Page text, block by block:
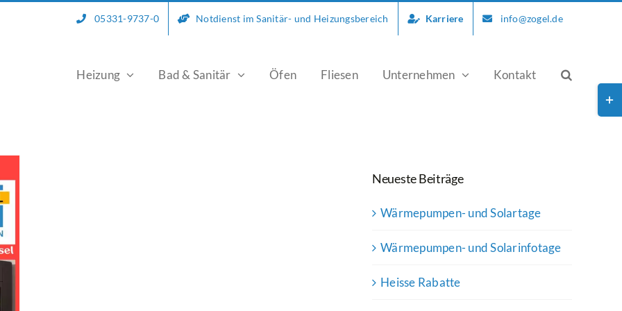
05331-9737-0 Notdienst im Sanitär- und Heizungsbereich Karriere info@zogel.de
Heizung Bad & Sanitär Öfen Fliesen Unternehmen Kontakt
Neueste Beiträge
Wärmepumpen- und Solartage
Wärmepumpen- und Solarinfotage
Heisse Rabatte